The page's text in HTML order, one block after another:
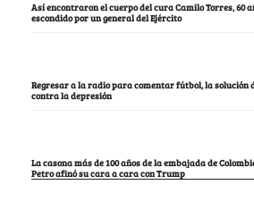
Así encontraron el cuerpo del cura Camilo Torres, 60
escondido por un general del Ejército
Regresar a la radio para comentar fútbol, la solución
contra la depresión
La casona más de 100 años de la embajada de
Petro afinó su cara a cara con Trump